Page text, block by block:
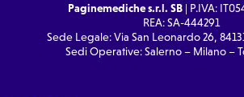
Paginemediche s.r.l. SB| P.IVA:
REA: SA-444291
Sede Legale: Via San Leonardo 26,
Sedi Operative: Salerno – Milano –